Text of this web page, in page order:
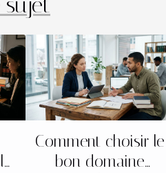
Comment choisir le
bon domaine